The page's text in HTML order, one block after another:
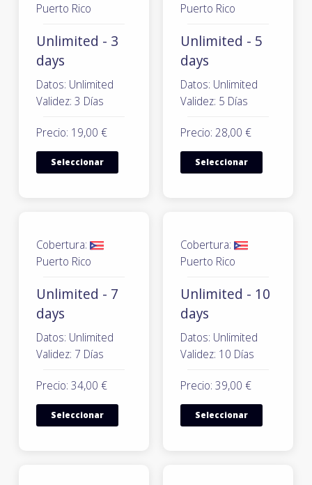
Puerto Rico
Unlimited - 3
days
Datos: Unlimited
Validez: 3 Días
Precio: 19,00 €
Seleccionar
Puerto Rico
Unlimited - 5
days
Datos: Unlimited
Validez: 5 Días
Precio: 28,00 €
Seleccionar
Cobertura:
Puerto Rico
Unlimited - 7
days
Datos: Unlimited
Validez: 7 Días
Precio: 34,00 €
Seleccionar
Cobertura:
Puerto Rico
Unlimited - 10
days
Datos: Unlimited
Validez: 10 Días
Precio: 39,00 €
Seleccionar